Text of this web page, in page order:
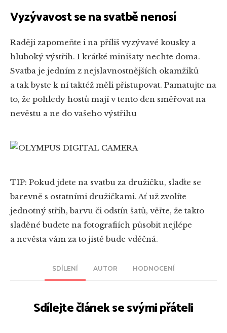
SDÍLENÍ AUTOR HODNOCENÍ
Sdílejte článek se svými přáteli
Vyzývavost se na svatbě nenosí
Raději zapomeňte i na příliš vyzývavé kousky a
hluboký výstřih. I krátké minišaty nechte doma.
Svatba je jedním z nejslavnostnějších okamžiků
a tak byste k ní taktéž měli přistupovat. Pamatujte na
to, že pohledy hostů mají v tento den směřovat na
nevěstu a ne do vašeho výstřihu
TIP: Pokud jdete na svatbu za družičku, slaďte se
barevně s ostatními družičkami. Ať už zvolíte
jednotný střih, barvu či odstín šatů, věřte, že takto
sladěné budete na fotografiích působit nejlépe
a nevěsta vám za to jistě bude vděčná.